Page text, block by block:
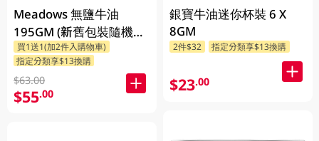
Meadows 無鹽牛油
195GM (新舊包裝隨機發
貨)
買1送1(加2件入購物車)
指定分類享$13換購
$63.00
$55.00
銀寶牛油迷你杯裝 6 X
8GM
2件$32 指定分類享$13換購
$23.00